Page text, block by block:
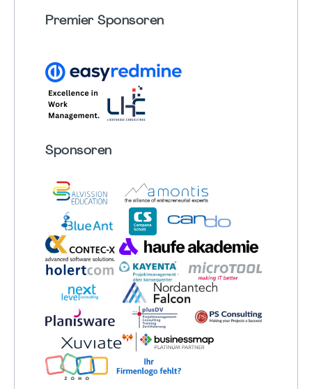
Premier Sponsoren
Sponsoren